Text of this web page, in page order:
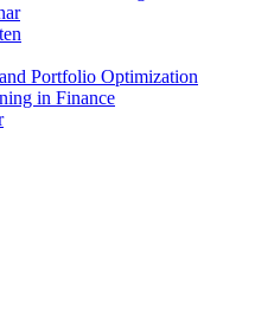
Portfolio Optimization
in Finance